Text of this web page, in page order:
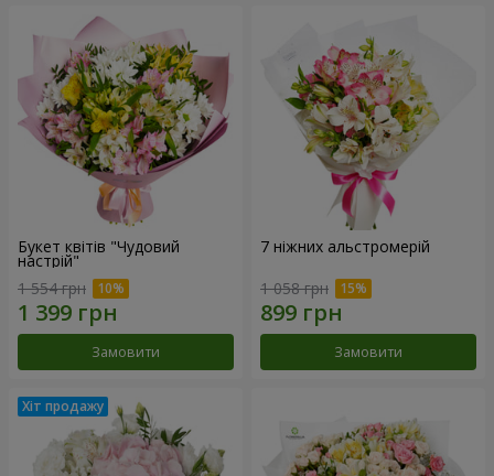
Букет квітів "Чудовий
настрій"
1 554 грн
Замовити
7 ніжних альстромерій
1 058 грн
Замовити